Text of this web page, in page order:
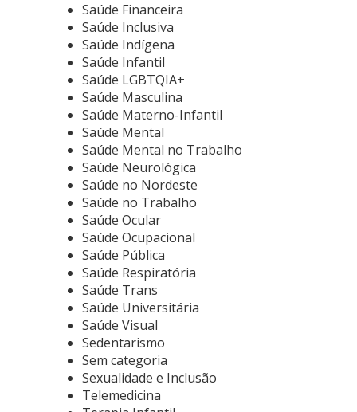
Saúde Financeira
Saúde Inclusiva
Saúde Indígena
Saúde Infantil
Saúde LGBTQIA+
Saúde Masculina
Saúde Materno-Infantil
Saúde Mental
Saúde Mental no Trabalho
Saúde Neurológica
Saúde no Nordeste
Saúde no Trabalho
Saúde Ocular
Saúde Ocupacional
Saúde Pública
Saúde Respiratória
Saúde Trans
Saúde Universitária
Saúde Visual
Sedentarismo
Sem categoria
Sexualidade e Inclusão
Telemedicina